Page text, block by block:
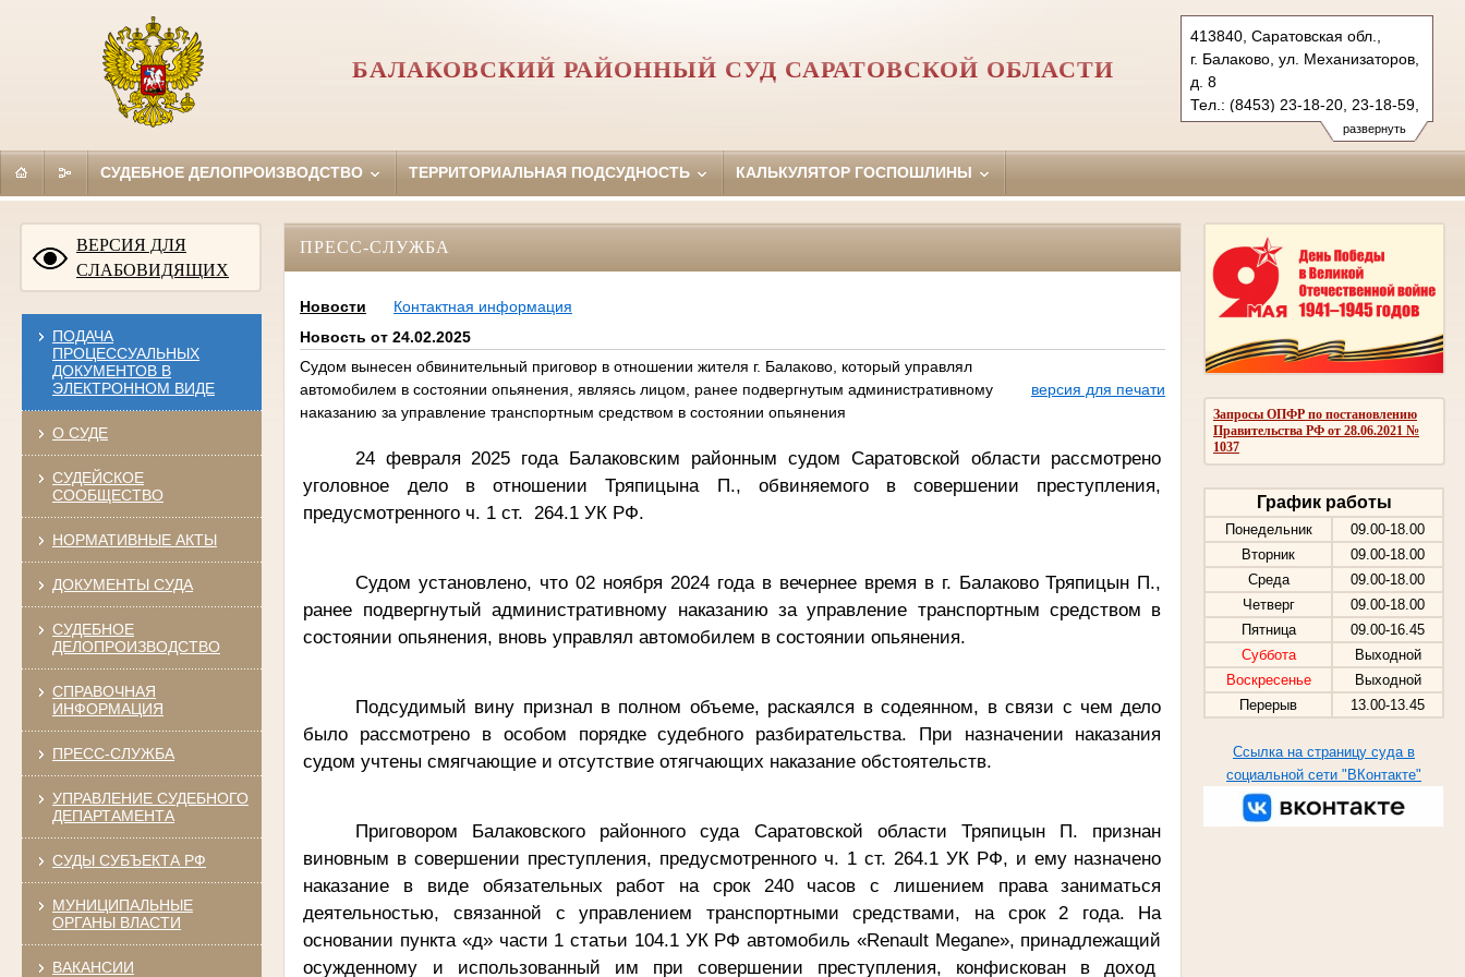
развернуть
413840, Саратовская обл.,
г. Балаково, ул. Механизаторов,
д. 8
Тел.: (8453) 23-18-20, 23-18-59,
(84573) 2-11-61
balakovsky.sar@sudrf.ru
БАЛАКОВСКИЙ РАЙОННЫЙ СУД САРАТОВСКОЙ ОБЛАСТИ
СУДЕБНОЕ ДЕЛОПРОИЗВОДСТВО ТЕРРИТОРИАЛЬНАЯ ПОДСУДНОСТЬ КАЛЬКУЛЯТОР ГОСПОШЛИНЫ
ВЕРСИЯ ДЛЯ
СЛАБОВИДЯЩИХ
ПОДАЧА
ПРОЦЕССУАЛЬНЫХ
ДОКУМЕНТОВ В
ЭЛЕКТРОННОМ ВИДЕ
О СУДЕ
СУДЕЙСКОЕ
СООБЩЕСТВО
НОРМАТИВНЫЕ АКТЫ
ДОКУМЕНТЫ СУДА
СУДЕБНОЕ
ДЕЛОПРОИЗВОДСТВО
СПРАВОЧНАЯ
ИНФОРМАЦИЯ
ПРЕСС-СЛУЖБА
УПРАВЛЕНИЕ СУДЕБНОГО
ДЕПАРТАМЕНТА
СУДЫ СУБЪЕКТА РФ
МУНИЦИПАЛЬНЫЕ
ОРГАНЫ ВЛАСТИ
ВАКАНСИИ
Запросы ОПФР по постановлению
Правительства РФ от 28.06.2021 №
1037
График работы
Понедельник
09.00-18.00
Вторник
09.00-18.00
Среда
09.00-18.00
Четверг
09.00-18.00
Пятница
09.00-16.45
Суббота
Выходной
Воскресенье
Выходной
Перерыв
13.00-13.45
Ссылка на страницу суда в
социальной сети "ВКонтакте"
ПРЕСС-СЛУЖБА
Новости
Контактная информация
Новость от 24.02.2025
Судом вынесен обвинительный приговор в отношении жителя г. Балаково, который управлял
автомобилем в состоянии опьянения, являясь лицом, ранее подвергнутым административному
наказанию за управление транспортным средством в состоянии опьянения
версия для печати
24 февраля 2025 года Балаковским районным судом Саратовской области рассмотрено
уголовное дело в отношении Тряпицына П., обвиняемого в совершении преступления,
предусмотренного ч. 1 ст. 264.1 УК РФ.
Судом установлено, что 02 ноября 2024 года в вечернее время в г. Балаково Тряпицын П.,
ранее подвергнутый административному наказанию за управление транспортным средством в
состоянии опьянения, вновь управлял автомобилем в состоянии опьянения.
Подсудимый вину признал в полном объеме, раскаялся в содеянном, в связи с чем дело
было рассмотрено в особом порядке судебного разбирательства. При назначении наказания
судом учтены смягчающие и отсутствие отягчающих наказание обстоятельств.
Приговором Балаковского районного суда Саратовской области Тряпицын П. признан
виновным в совершении преступления, предусмотренного ч. 1 ст. 264.1 УК РФ, и ему назначено
наказание в виде обязательных работ на срок 240 часов с лишением правазаниматься
деятельностью, связанной с управлением транспортными средствами, на срок 2 года. На
основании пункта «д» части 1 статьи 104.1 УК РФ автомобиль «Renault Megane», принадлежащий
осужденному и использованный им при совершении преступления, конфискован в доход